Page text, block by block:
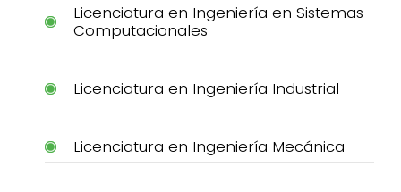
Licenciatura en Ingeniería en Sistemas
Computacionales
Licenciatura en Ingeniería Industrial
Licenciatura en Ingeniería Mecánica